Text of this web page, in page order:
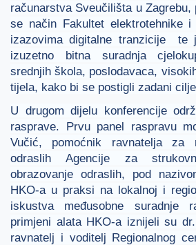
računarstva Sveučilišta u
se način Fakultet elektrotehnike
izazovima digitalne tranzicije te
izuzetno bitna suradnja
srednjih škola, poslodavaca,
tijela, kako bi se postigli zadani
U drugom dijelu konferencije
rasprave. Prvu panel raspravu
Vučić, pomoćnik ravnatelja za
odraslih Agencije za
obrazovanje odraslih, pod
HKO-a u praksi na lokalnoj i
iskustva međusobne suradnje
primjeni alata HKO-a iznijeli su
ravnatelj i voditelj Regionalnog